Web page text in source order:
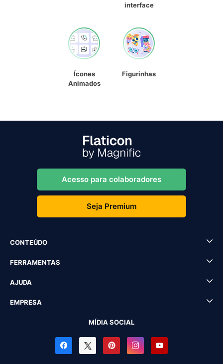
interface
Ícones
Animados
Figurinhas
Acesso para colaboradores
Seja Premium
CONTEÚDO
FERRAMENTAS
AJUDA
EMPRESA
MÍDIA SOCIAL